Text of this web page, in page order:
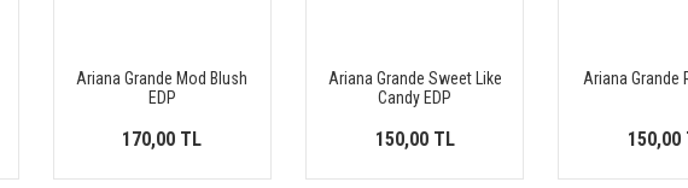
Ariana Grande Mod Blush
EDP
170,00 TL
Ariana Grande Sweet Like
Candy EDP
150,00 TL
Ariana Grande
150,00